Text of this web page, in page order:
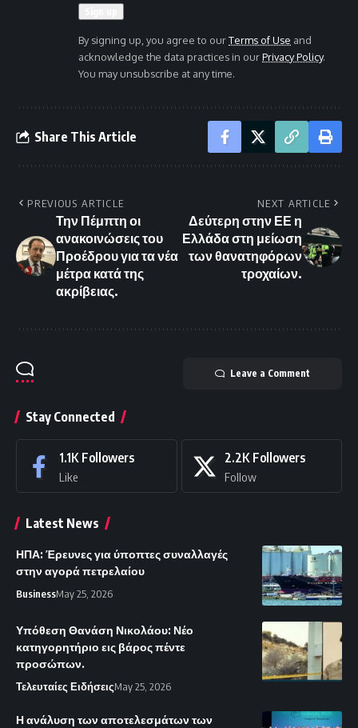
By signing up, you agree to ourTerms of Use and
acknowledge the data practices in ourPrivacy Policy.
You may unsubscribe at any time.
Share This Article
PREVIOUS ARTICLE
Την Πέμπτη οι
ανακοινώσεις του
Προέδρου για τα νέα
μέτρα κατά της
ακρίβειας.
NEXT ARTICLE
Δεύτερη στην ΕΕ η
Ελλάδα στη μείωση
των θανατηφόρων
τροχαίων.
Leave a Comment
Stay Connected
1.1K Followers
Like
2.2K Followers
Follow
Latest News
ΗΠΑ: Έρευνες για ύποπτες συναλλαγές
στην αγορά πετρελαίου
BusinessMay 25, 2026
Υπόθεση Θανάση Νικολάου: Νέο
κατηγορητήριο εις βάρος πέντε
προσώπων.
Τελευταίες ΕιδήσειςMay 25, 2026
Η ανάλυση των αποτελεσμάτων των